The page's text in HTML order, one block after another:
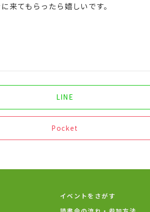
来てもらったら嬉しいです。
LINE
Pocket
イベントをさがす